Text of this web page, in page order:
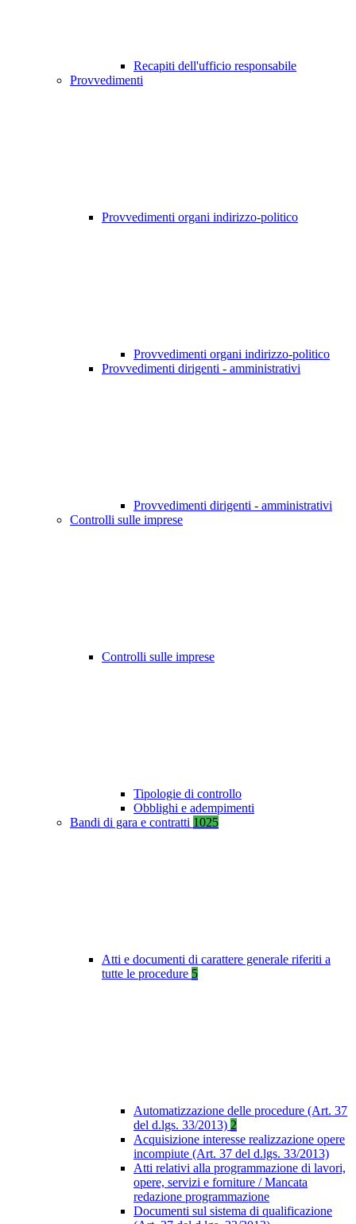
Recapiti dell'ufficio responsabile
Provvedimenti
Provvedimenti organi indirizzo-politico
Provvedimenti organi indirizzo-politico
Provvedimenti dirigenti - amministrativi
Provvedimenti dirigenti - amministrativi
Controlli sulle imprese
Controlli sulle imprese
Tipologie di controllo
Obblighi e adempimenti
Bandi di gara e contratti 1025
Atti e documenti di carattere generale riferiti a
tutte le procedure 5
Automatizzazione delle procedure (Art. 37
del d.lgs. 33/2013) 2
Acquisizione interesse realizzazione opere
incompiute (Art. 37 del d.lgs. 33/2013)
Atti relativi alla programmazione di lavori,
opere, servizi e forniture / Mancata
redazione programmazione
Documenti sul sistema di qualificazione